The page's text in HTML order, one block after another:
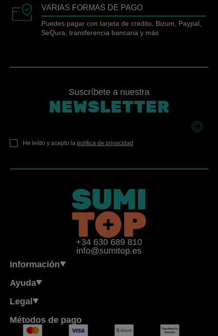
VARIAS FORMAS DE PAGO
Puedes pagar con tarjeta de crédito, Bizum, Paypal,
SeQura, transferencia bancaria y más
Suscríbete a nuestra
NEWSLETTER
He leído y acepto la política de privacidad
+34 630 689 810
info@sumitop.es
Información
Ayuda
Legal
Métodos de pago